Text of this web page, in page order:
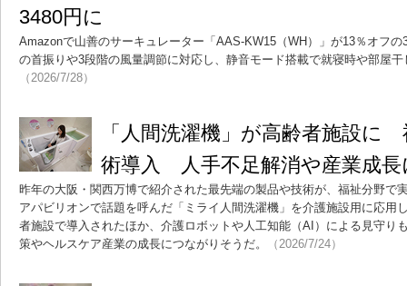
3480円に
Amazonで山善のサーキュレーター「AAS-KW15（WH）」が13％オフ
の首振りや3段階の風量調節に対応し、静音モード搭載で就寝時や部屋
（2026/7/28）
「人間洗濯機」が高齢者施設に
術導入 人手不足解消や産業成長
昨年の大阪・関西万博で紹介された最先端の製品や技術が、福祉分野で
アパビリオンで話題を呼んだ「ミライ人間洗濯機」を介護施設用に応用
者施設で導入されたほか、介護ロボットや人工知能（AI）による見守り
策やヘルスケア産業の成長につながりそうだ。
（2026/7/24）